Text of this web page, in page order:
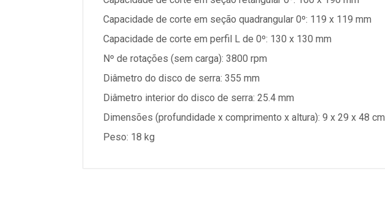
Capacidade de corte em seção quadrangular 0º: 119 x 119 mm
Capacidade de corte em perfil L de 0º: 130 x 130 mm
Nº de rotações (sem carga): 3800 rpm
Diâmetro do disco de serra: 355 mm
Diâmetro interior do disco de serra: 25.4 mm
Dimensões (profundidade x comprimento x altura): 9 x 29 x 48 cm
Peso: 18 kg